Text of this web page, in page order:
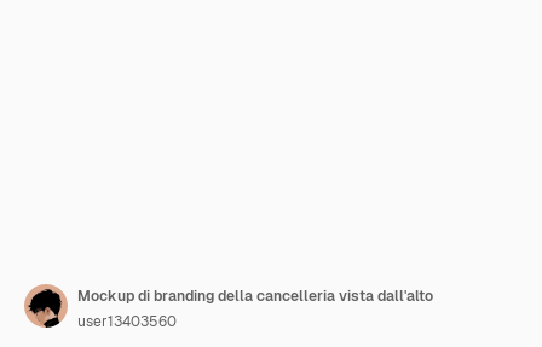
Mockup di branding della cancelleria vista dall'alto
user13403560